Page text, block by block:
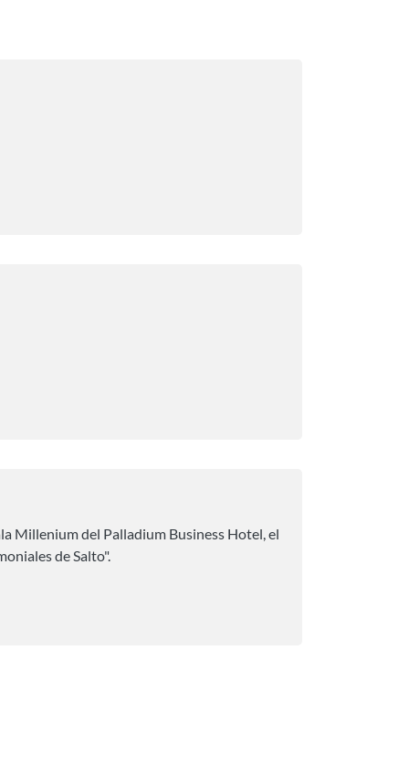
Millenium del Palladium Business Hotel, el
de Salto".